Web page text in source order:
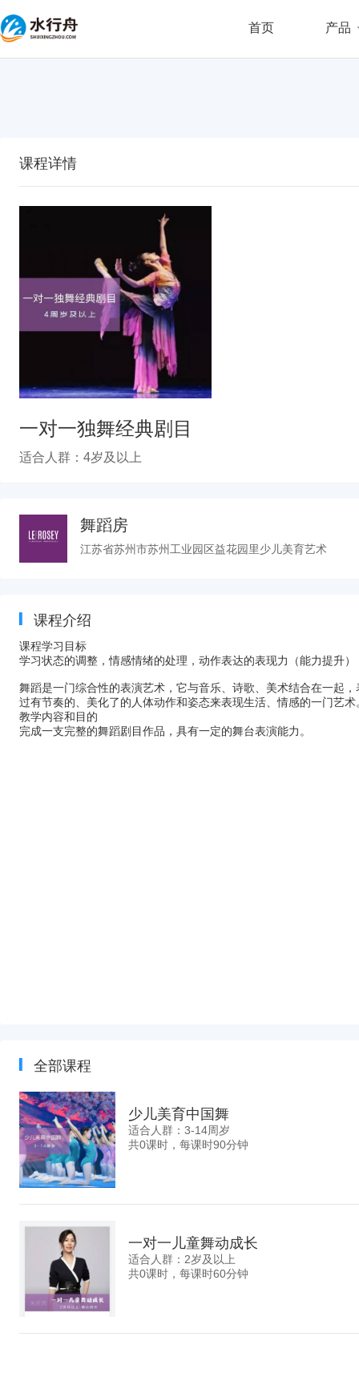
首页 产品
课程详情
一对一独舞经典剧目
适合人群：4岁及以上
舞蹈房
江苏省苏州市苏州工业园区益花园里少儿美育艺术
课程介绍
课程学习目标
学习状态的调整，情感情绪的处理，动作表达的表现力（能力提升）
舞蹈是一门综合性的表演艺术，它与音乐、诗歌、美术结合在一起
过有节奏的、美化了的人体动作和姿态来表现生活、情感的一门艺
教学内容和目的
完成一支完整的舞蹈剧目作品，具有一定的舞台表演能力。
全部课程
少儿美育中国舞
适合人群：3-14周岁
共0课时，每课时90分钟
一对一儿童舞动成长
适合人群：2岁及以上
共0课时，每课时60分钟